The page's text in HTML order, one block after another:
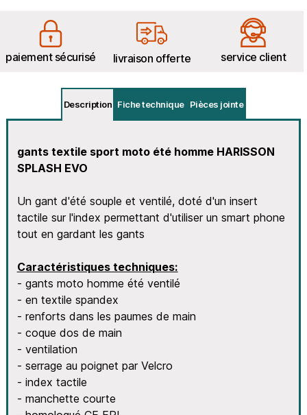
paiement sécurisé livraison offerte service client
Description Fiche technique Pièces jointe
gants textile sport moto été homme HARISSON
SPLASH EVO
Un gant d'été souple et ventilé, doté d'un insert
tactile sur l'index permettant d'utiliser un smart phone
tout en gardant les gants
Caractéristiques techniques:
- gants moto homme été ventilé
- en textile spandex
- renforts dans les paumes de main
- coque dos de main
- ventilation
- serrage au poignet par Velcro
- index tactile
- manchette courte